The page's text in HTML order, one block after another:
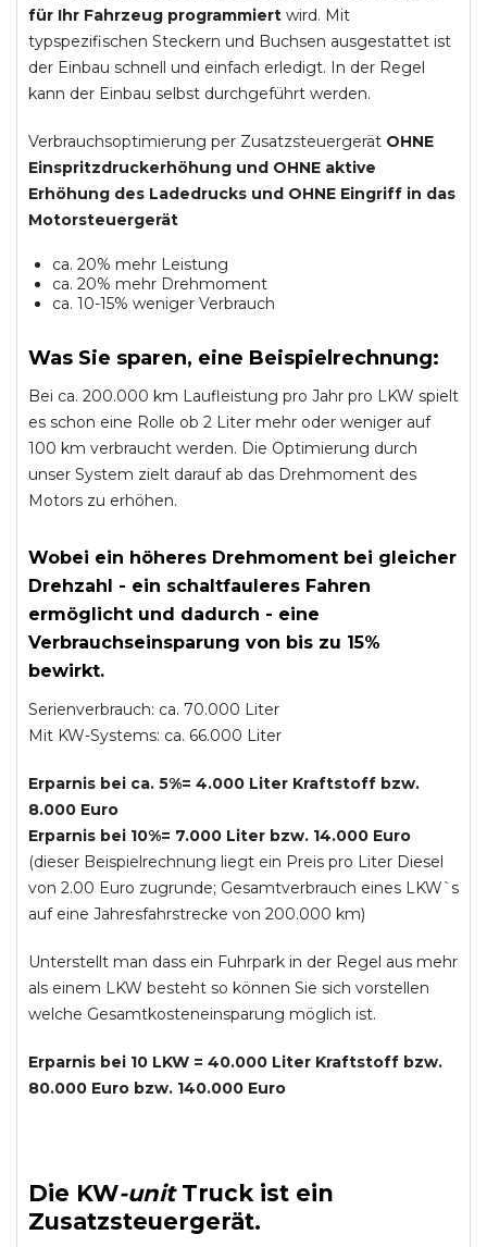
für Ihr Fahrzeug programmiert wird. Mit
typspezifischen Steckern und Buchsen ausgestattet ist
der Einbau schnell und einfach erledigt. In der Regel
kann der Einbau selbst durchgeführt werden.
Verbrauchsoptimierung per Zusatzsteuergerät OHNE
Einspritzdruckerhöhung und OHNE aktive
Erhöhung des Ladedrucks und OHNE Eingriff in das
Motorsteuergerät
ca. 20% mehr Leistung
ca. 20% mehr Drehmoment
ca. 10-15% weniger Verbrauch
Was Sie sparen, eine Beispielrechnung:
Bei ca. 200.000 km Laufleistung pro Jahr pro LKW spielt
es schon eine Rolle ob 2 Liter mehr oder weniger auf
100 km verbraucht werden. Die Optimierung durch
unser System zielt darauf ab das Drehmoment des
Motors zu erhöhen.
Wobei ein höheres Drehmoment bei gleicher
Drehzahl - ein schaltfauleres Fahren
ermöglicht und dadurch - eine
Verbrauchseinsparung von bis zu 15%
bewirkt.
Serienverbrauch: ca. 70.000 Liter
Mit KW-Systems: ca. 66.000 Liter
Erparnis bei ca. 5%= 4.000 Liter Kraftstoff bzw.
8.000 Euro
Erparnis bei 10%= 7.000 Liter bzw. 14.000 Euro
(dieser Beispielrechnung liegt ein Preis pro Liter Diesel
von 2.00 Euro zugrunde; Gesamtverbrauch eines LKW`s
auf eine Jahresfahrstrecke von 200.000 km)
Unterstellt man dass ein Fuhrpark in der Regel aus mehr
als einem LKW besteht so können Sie sich vorstellen
welche Gesamtkosteneinsparung möglich ist.
Erparnis bei 10 LKW = 40.000 Liter Kraftstoff bzw.
80.000 Euro bzw. 140.000 Euro
Die KW-unit Truckist ein
Zusatzsteuergerät.